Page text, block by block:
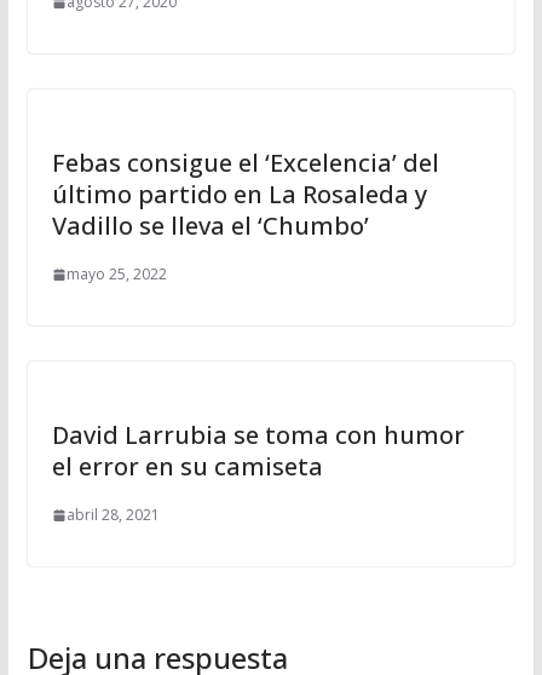
Febas consigue el ‘Excelencia’ del
último partido en La Rosaleda y
Vadillo se lleva el ‘Chumbo’
mayo 25, 2022
David Larrubia se toma con humor
el error en su camiseta
abril 28, 2021
Deja una respuesta